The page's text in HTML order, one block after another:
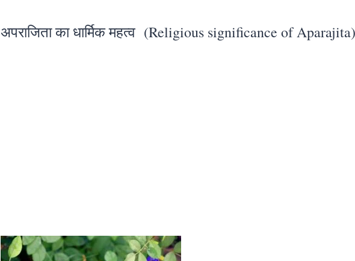
अपराजिता का धार्मिक महत्व (Religious significance of Aparajita)